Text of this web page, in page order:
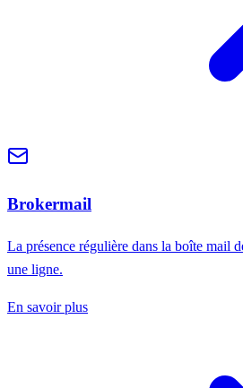
Brokermail
La présence régulière dans la boîte mail
une ligne.
En savoir plus